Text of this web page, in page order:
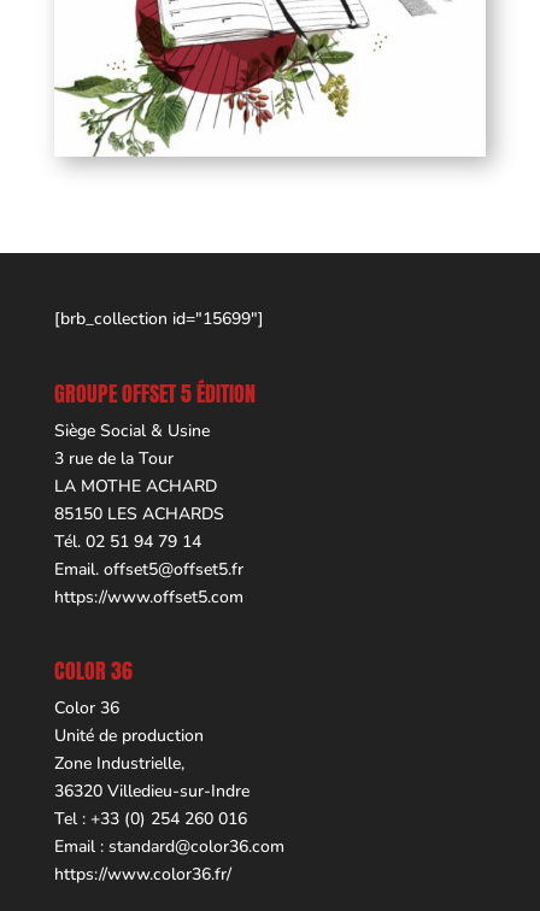
[brb_collection id="15699"]
GROUPE OFFSET 5 ÉDITION
Siège Social & Usine
3 rue de la Tour
LA MOTHE ACHARD
85150 LES ACHARDS
Tél. 02 51 94 79 14
Email. offset5@offset5.fr
https://www.offset5.com
COLOR 36
Color 36
Unité de production
Zone Industrielle,
36320 Villedieu-sur-Indre
Tel : +33 (0) 254 260 016
Email : standard@color36.com
https://www.color36.fr/